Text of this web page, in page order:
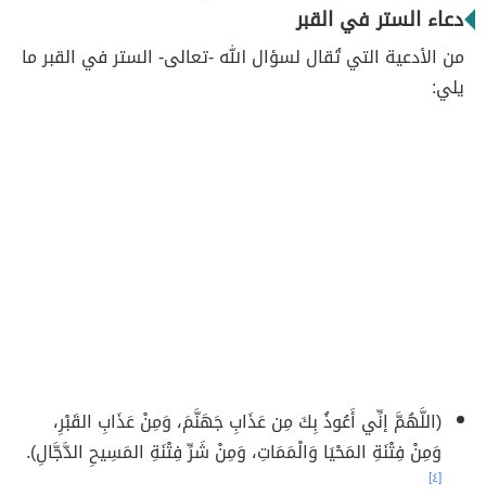
دعاء الستر في القبر
من الأدعية التي تُقال لسؤال الله -تعالى- الستر في القبر ما
يلي:
(اللَّهُمَّ إنِّي أَعُوذُ بِكَ مِن عَذَابِ جَهَنَّمَ، وَمِنْ عَذَابِ القَبْرِ،
وَمِنْ فِتْنَةِ المَحْيَا وَالْمَمَاتِ، وَمِنْ شَرِّ فِتْنَةِ المَسِيحِ الدَّجَّالِ).
[٤]